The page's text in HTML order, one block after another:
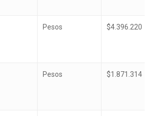
Pesos $4.396.220
Pesos $1.871.314